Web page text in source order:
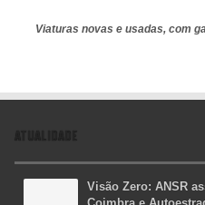
Viaturas novas e usadas, com
ATUALIDADE
Visão Zero: ANSR